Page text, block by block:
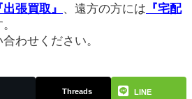
出張買取』 、遠方の方には 『宅配
わせください。
Threads LINE